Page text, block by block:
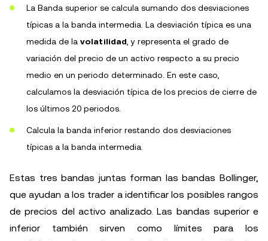
La Banda superior se calcula sumando dos desviaciones
típicas a la banda intermedia. La desviación típica es una
medida de la volatilidad, y representa el grado de
variación del precio de un activo respecto a su precio
medio en un periodo determinado. En este caso,
calculamos la desviación típica de los precios de cierre de
los últimos 20 periodos.
Calcula la banda inferior restando dos desviaciones
típicas a la banda intermedia.
Estas tres bandas juntas forman las bandas Bollinger,
que ayudan a los trader a identificar los posibles rangos
de precios del activo analizado. Las bandas superior e
inferior también sirven como límites para los